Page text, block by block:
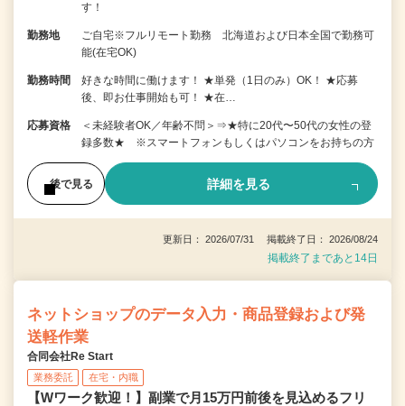
す！
勤務地
ご自宅※フルリモート勤務 北海道および日本全国で勤務可
能(在宅OK)
勤務時間
好きな時間に働けます！ ★単発（1日のみ）OK！ ★応募
後、即お仕事開始も可！ ★在…
応募資格
＜未経験者OK／年齢不問＞⇒★特に20代〜50代の女性の登
録多数★ ※スマートフォンもしくはパソコンをお持ちの方
後で見る 詳細を見る
更新日： 2026/07/31 掲載終了日： 2026/08/24
掲載終了まであと14日
ネットショップのデータ入力・商品登録および発
送軽作業
合同会社Re Start
業務委託 在宅・内職
【Wワーク歓迎！】副業で月15万円前後を見込めるフリ